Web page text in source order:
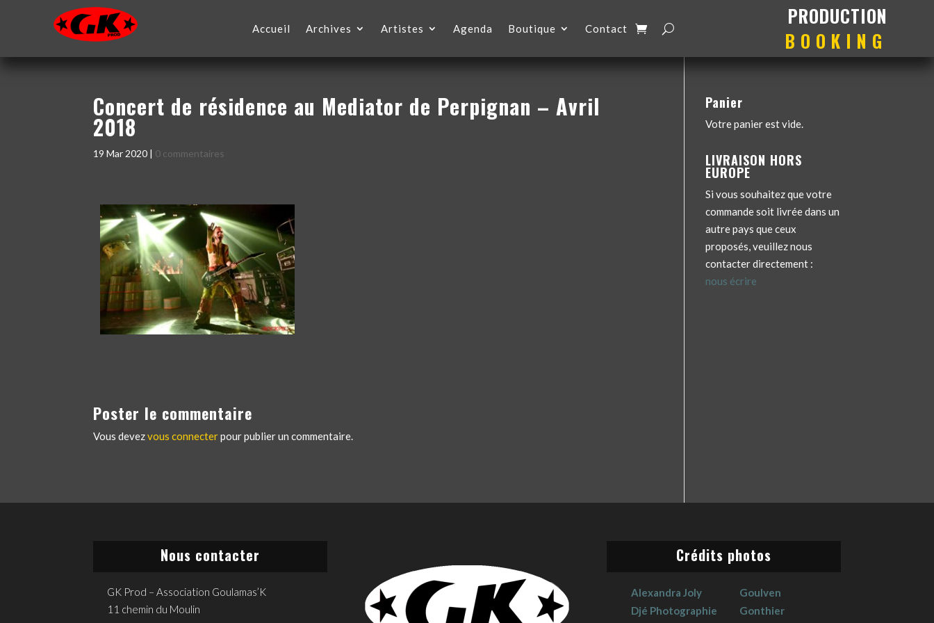
Accueil Archives Artistes Agenda Boutique Contact production
booking
Concert de résidence au Mediator de Perpignan – Avril
2018
19 Mar 2020 | 0 commentaires
Poster le commentaire
Vous devezvous connecterpour publier un commentaire.
Panier
Votre panier est vide.
LIVRAISON HORS
EUROPE
Si vous souhaitez que votre
commande soit livrée dans un
autre pays que ceux
proposés, veuillez nous
contacter directement :
nous écrire
Nous contacter
GK Prod – Association Goulamas’K
11 chemin du Moulin
Crédits photos
Alexandra Joly
Djé Photographie
Goulven
Gonthier